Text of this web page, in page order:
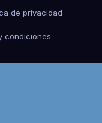
de privacidad
condiciones